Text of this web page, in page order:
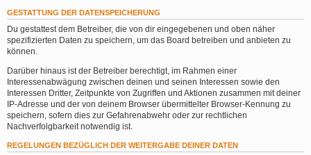
GESTATTUNG DER DATENSPEICHERUNG
Du gestattest dem Betreiber, die von dir eingegebenen und oben näher
spezifizierten Daten zu speichern, um das Board betreiben und anbieten zu
können.
Darüber hinaus ist der Betreiber berechtigt, im Rahmen einer
Interessenabwägung zwischen deinen und seinen Interessen sowie den
Interessen Dritter, Zeitpunkte von Zugriffen und Aktionen zusammen mit deiner
IP-Adresse und der von deinem Browser übermittelter Browser-Kennung zu
speichern, sofern dies zur Gefahrenabwehr oder zur rechtlichen
Nachverfolgbarkeit notwendig ist.
REGELUNGEN BEZÜGLICH DER WEITERGABE DEINER DATEN